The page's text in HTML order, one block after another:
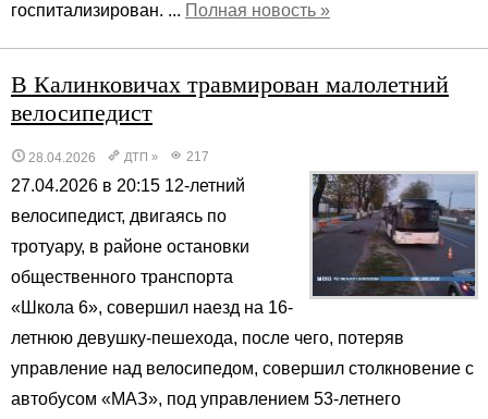
госпитализирован. ... Полная новость »
В Калинковичах травмирован малолетний
велосипедист
28.04.2026 ДТП » 217
27.04.2026 в 20:15 12-летний
велосипедист, двигаясь по
тротуару, в районе остановки
общественного транспорта
«Школа 6», совершил наезд на 16-
летнюю девушку-пешехода, после чего, потеряв
управление над велосипедом, совершил столкновение с
автобусом «МАЗ», под управлением 53-летнего